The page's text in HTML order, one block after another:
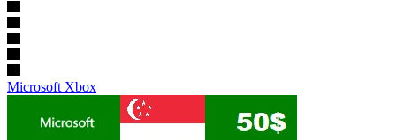
Microsoft Xbox